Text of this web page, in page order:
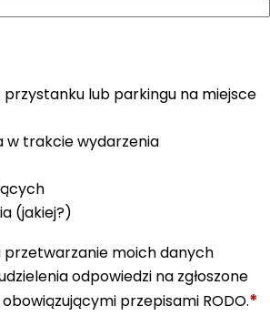
lub parkingu na miejsce
w trakcie wydarzenia
(jakiej?)
przetwarzanie moich danych
odpowiedzi na zgłoszone
przepisami RODO.*